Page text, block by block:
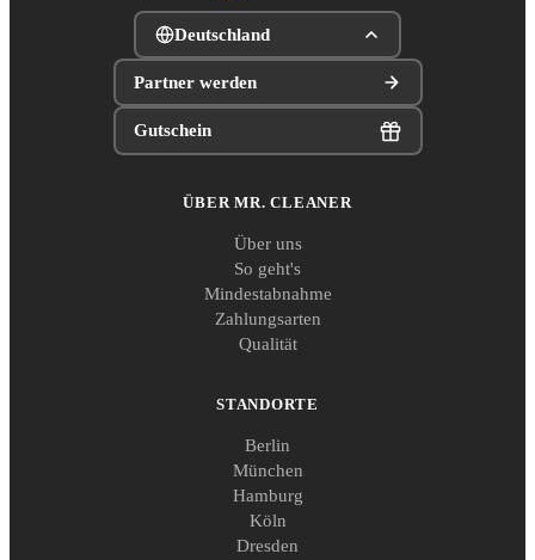
Deutschland
Partner werden
Gutschein
ÜBER MR. CLEANER
Über uns
So geht's
Mindestabnahme
Zahlungsarten
Qualität
STANDORTE
Berlin
München
Hamburg
Köln
Dresden